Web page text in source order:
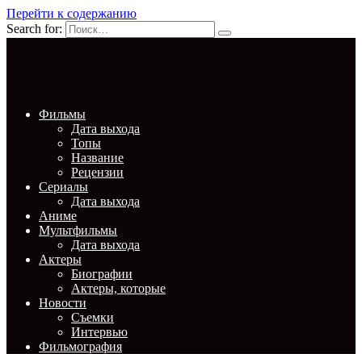
Перейти к содержанию
Search for:
Фильмы
Дата выхода
Топы
Название
Рецензии
Сериалы
Дата выхода
Аниме
Мультфильмы
Дата выхода
Актеры
Биографии
Актеры, которые
Новости
Съемки
Интервью
Фильмография